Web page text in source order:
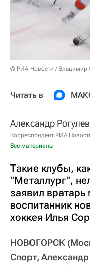
© РИА Новости / Владимир
Читать в
Александр Рогулев
Корреспондент РИА
Все материалы
Такие клубы,
"Металлург",
заявил
воспитанник
хоккея Илья
НОВОГОРСК
Спорт,